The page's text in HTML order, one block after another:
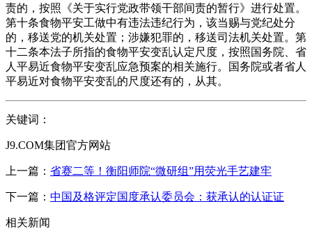
责的，按照《关于实行党政带领干部间责的暂行》进行处置。
第十条食物平安工做中有违法违纪行为，该当赐与党纪处分
的，移送党的机关处置；涉嫌犯罪的，移送司法机关处置。第
十二条本法子所指的食物平安变乱认定尺度，按照国务院、省
人平易近食物平安变乱应急预案的相关施行。国务院或者省人
平易近对食物平安变乱的尺度还有的，从其。
关键词：
J9.COM集团官方网站
上一篇： 省赛二等！衡阳师院“微研组”用荧光手艺建牢
下一篇： 中国及格评定国度承认委员会：获承认的认证证
相关新闻